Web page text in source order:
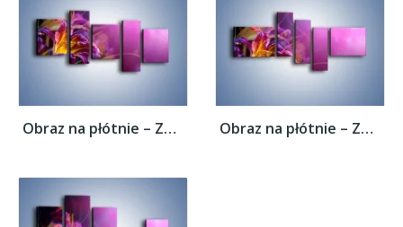
Obraz na płótnie – Zaczarowany kwiat –... Obraz na płótnie – Zaczarowany kwiat –...